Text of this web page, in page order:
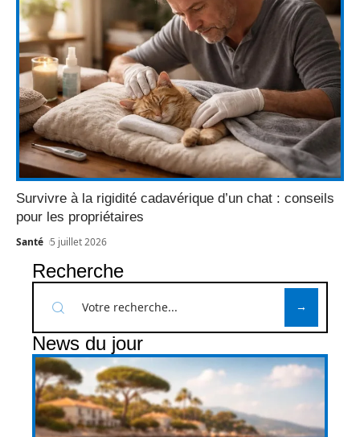
Survivre à la rigidité cadavérique d’un chat : conseils
pour les propriétaires
Santé 5 juillet 2026
Recherche
News du jour